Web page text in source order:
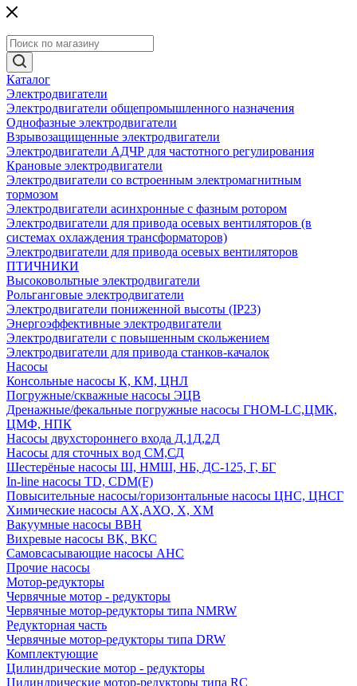
Каталог
Электродвигатели
Электродвигатели общепромышленного назначения
Однофазные электродвигатели
Взрывозащищенные электродвигатели
Электродвигатели АДЧР для частотного регулирования
Крановые электродвигатели
Электродвигатели со встроенным электромагнитным
тормозом
Электродвигатели асинхронные с фазным ротором
Электродвигатели для привода осевых вентиляторов (в
системах охлаждения трансформаторов)
Электродвигатели для привода осевых вентиляторов
ПТИЧНИКИ
Высоковольтные электродвигатели
Рольганговые электродвигатели
Электродвигатели пониженной высоты (IP23)
Энергоэффективные электродвигатели
Электродвигатели с повышенным скольжением
Электродвигатели для привода станков-качалок
Насосы
Консольные насосы К, КМ, ЦНЛ
Погружные/скважные насосы ЭЦВ
Дренажные/фекальные погружные насосы ГНОМ-LC,ЦМК,
ЦМФ, НПК
Насосы двухстороннего входа Д,1Д,2Д
Насосы для сточных вод СМ,СД
Шестерёные насосы Ш, НМШ, НБ, ДС-125, Г, БГ
In-line насосы TD, CDM(F)
Повысительные насосы/горизонтальные насосы ЦНС, ЦНСГ
Химические насосы АХ,АХО, Х, ХМ
Вакуумные насосы ВВН
Вихревые насосы ВК, ВКС
Самовсасывающие насосы АНС
Прочие насосы
Мотор-редукторы
Червячные мотор - редукторы
Червячные мотор-редукторы типа NMRW
Редукторная часть
Червячные мотор-редукторы типа DRW
Комплектующие
Цилиндрические мотор - редукторы
Цилиндрические мотор-редукторы типа RC